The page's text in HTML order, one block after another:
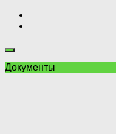
Документы